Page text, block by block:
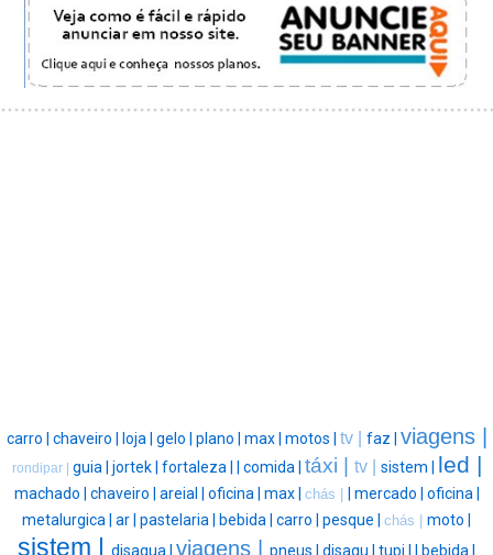
carro | chaveiro | loja | gelo | plano | max | motos | tv | faz | viagens |
rondipar | guia | jortek | fortaleza | comida | táxi | tv | sistem | led |
machado | chaveiro | areial | oficina | max | chás | mercado | oficina |
metalurgica | ar | pastelaria | bebida | carro | pesque | chás | moto |
sistem | disagua | viagens | pneus | disagu | tupi | bebida |